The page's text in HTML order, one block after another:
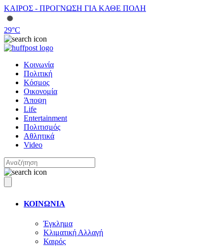
ΚΑΙΡΟΣ - ΠΡΟΓΝΩΣΗ ΓΙΑ ΚΑΘΕ ΠΟΛΗ
29°C
Κοινωνία
Πολιτική
Κόσμος
Οικονομία
Άποψη
Life
Entertainment
Πολιτισμός
Αθλητικά
Video
ΚΟΙΝΩΝΙΑ
Έγκλημα
Κλιματική Αλλαγή
Καιρός